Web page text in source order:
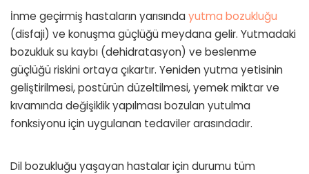
İnme geçirmiş hastaların yarısında yutma bozukluğu
(disfaji) ve konuşma güçlüğü meydana gelir. Yutmadaki
bozukluk su kaybı (dehidratasyon) ve beslenme
güçlüğü riskini ortaya çıkartır. Yeniden yutma yetisinin
geliştirilmesi, postürün düzeltilmesi, yemek miktar ve
kıvamında değişiklik yapılması bozulan yutulma
fonksiyonu için uygulanan tedaviler arasındadır.
Dil bozukluğu yaşayan hastalar için durumu tüm